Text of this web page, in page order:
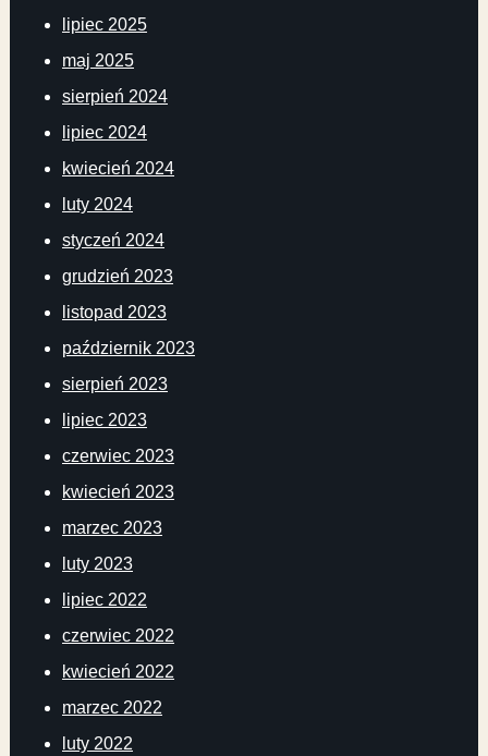
lipiec 2025
maj 2025
sierpień 2024
lipiec 2024
kwiecień 2024
luty 2024
styczeń 2024
grudzień 2023
listopad 2023
październik 2023
sierpień 2023
lipiec 2023
czerwiec 2023
kwiecień 2023
marzec 2023
luty 2023
lipiec 2022
czerwiec 2022
kwiecień 2022
marzec 2022
luty 2022